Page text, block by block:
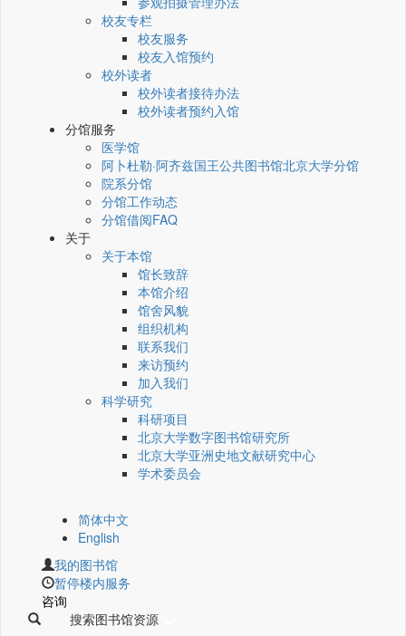
校友专栏
校友服务
校友入馆预约
校外读者
校外读者接待办法
校外读者预约入馆
分馆服务
医学馆
阿卜杜勒·阿齐兹国王公共图书馆北京大学分馆
院系分馆
分馆工作动态
分馆借阅FAQ
关于
关于本馆
馆长致辞
本馆介绍
馆舍风貌
组织机构
联系我们
来访预约
加入我们
科学研究
科研项目
北京大学数字图书馆研究所
北京大学亚洲史地文献研究中心
学术委员会
简体中文
English
我的图书馆
暂停楼内服务
咨询
搜索图书馆资源